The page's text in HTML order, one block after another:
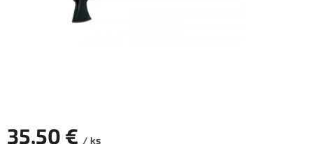
35,50 € / ks